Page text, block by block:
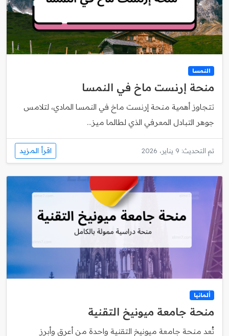
النمسا
منحة إرنست ماخ في النمسا
تتجاوز أهمية منحة إرنست ماخ في النمسا المادي، لتلامس
جوهر التبادل المعرفي الذي لطالما ميز...
تم التحديث: 9 يناير، 2026 اقرأ المزيد
ألمانيا
منحة جامعة ميونيخ التقنية
تُعد منحة جامعة ميونيخ التقنية واحدة من أعرق وأبرز